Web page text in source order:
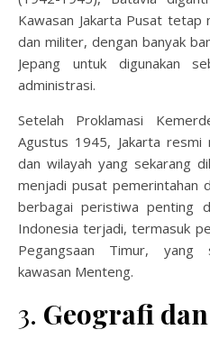
Kawasan Jakarta Pusat tetap
dan militer, dengan banyak
Jepang untuk digunakan
administrasi.
Setelah Proklamasi
Agustus 1945, Jakarta
dan wilayah yang sekarang
menjadi pusat pemerintahan
berbagai peristiwa penting
Indonesia terjadi, termasuk
Pegangsaan Timur, yang
kawasan Menteng.
3. Geografi